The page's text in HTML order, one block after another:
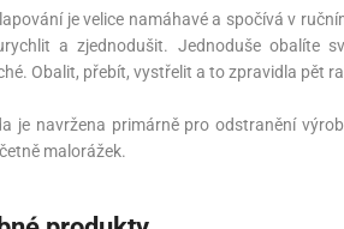
je velice namáhavé a spočívá v
a zjednodušit. Jednoduše obalíte
Obalit, přebít, vystřelit a to zpravidla pět
je navržena primárně pro odstranění
malorážek.